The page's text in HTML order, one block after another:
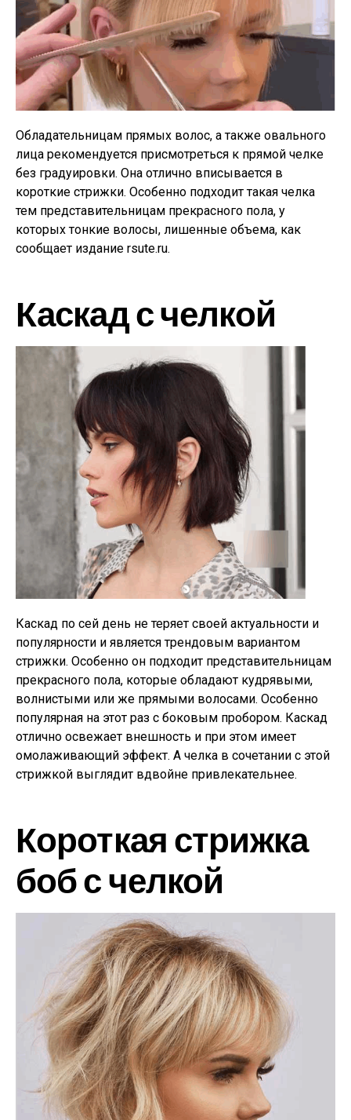
Обладательницам прямых волос, а также овального
лица рекомендуется присмотреться к прямой челке
без градуировки. Она отлично вписывается в
короткие стрижки. Особенно подходит такая челка
тем представительницам прекрасного пола, у
которых тонкие волосы, лишенные объема, как
сообщает издание rsute.ru.
Каскад с челкой
Каскад по сей день не теряет своей актуальности и
популярности и является трендовым вариантом
стрижки. Особенно он подходит представительницам
прекрасного пола, которые обладают кудрявыми,
волнистыми или же прямыми волосами. Особенно
популярная на этот раз с боковым пробором. Каскад
отлично освежает внешность и при этом имеет
омолаживающий эффект. А челка в сочетании с этой
стрижкой выглядит вдвойне привлекательнее.
Короткая стрижка
боб с челкой